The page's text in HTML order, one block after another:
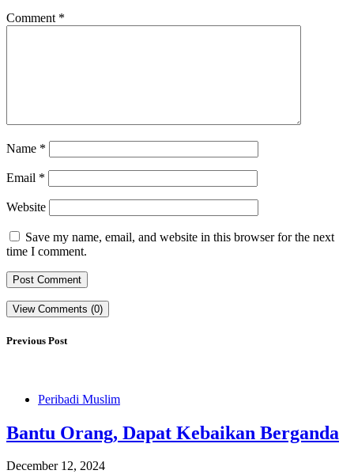
Comment *
Name *
Email *
Website
Save my name, email, and website in this browser for the next
time I comment.
View Comments (0)
Previous Post
Peribadi Muslim
Bantu Orang, Dapat Kebaikan Berganda
December 12, 2024